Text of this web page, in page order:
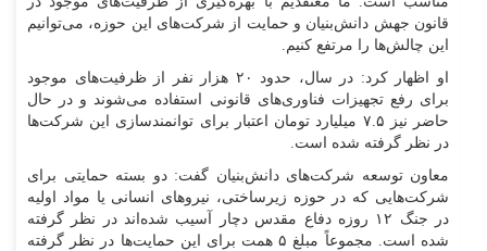
قانون جهش دانش‌بنیان و حمایت از شرکت‌های این حوزه، می‌توانیم
این چالش‌ها را مرتفع کنیم.
او اظهار کرد: در سال، حدود ۲۰ هزار نفر از ظرفیت‌های موجود
برای رفع تجهیزات فناوری‌های قانونی استفاده می‌شوند و در حال
حاضر نیز ۷.۵ میلیارد تومان اعتبار برای توانمندسازی این شرکت‌ها
در نظر گرفته شده است.
معاون توسعه شرکت‌های دانش‌بنیان گفت: دو بسته حمایتی برای
شرکت‌هایی که در حوزه زیرساختی، نیرو‌های انسانی یا مواد اولیه
در جنگ ۱۲ روزه دفاع مقدس دچار آسیب شده‌اند در نظر گرفته
شده است. مجموعاً مبلغ ۵ همت برای این حمایت‌ها در نظر گرفته